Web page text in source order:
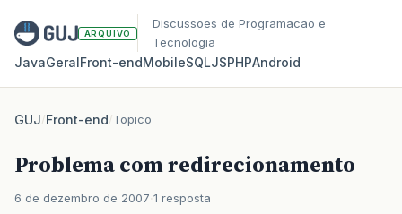
ARQUIVO
Discussoes de Programacao e
Tecnologia
JavaGeralFront‑endMobileSQLJSPHPAndroid
GUJ/Front-end/Topico
Problema com redirecionamento
6 de dezembro de 2007 1 resposta